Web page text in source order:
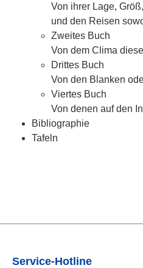
Von ihrer Lage,
und den Reisen
Zweites Buch
Von dem Clima
Drittes Buch
Von den Blanken
Viertes Buch
Von denen auf den
Bibliographie
Tafeln
Service-Hotline